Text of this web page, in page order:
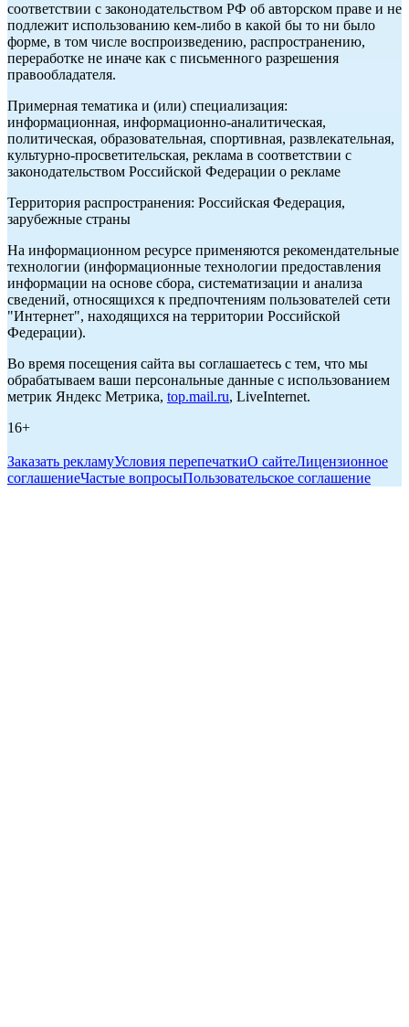
соответствии с законодательством РФ об авторском праве и не
подлежит использованию кем-либо в какой бы то ни было
форме, в том числе воспроизведению, распространению,
переработке не иначе как с письменного разрешения
правообладателя.
Примерная тематика и (или) специализация:
информационная, информационно-аналитическая,
политическая, образовательная, спортивная, развлекательная,
культурно-просветительская, реклама в соответствии с
законодательством Российской Федерации о рекламе
Территория распространения: Российская Федерация,
зарубежные страны
На информационном ресурсе применяются рекомендательные
технологии (информационные технологии предоставления
информации на основе сбора, систематизации и анализа
сведений, относящихся к предпочтениям пользователей сети
"Интернет", находящихся на территории Российской
Федерации).
Во время посещения сайта вы соглашаетесь с тем, что мы
обрабатываем ваши персональные данные с использованием
метрик Яндекс Метрика, top.mail.ru, LiveInternet.
16+
Заказать рекламуУсловия перепечаткиО сайтеЛицензионное
соглашениеЧастые вопросыПользовательское соглашение